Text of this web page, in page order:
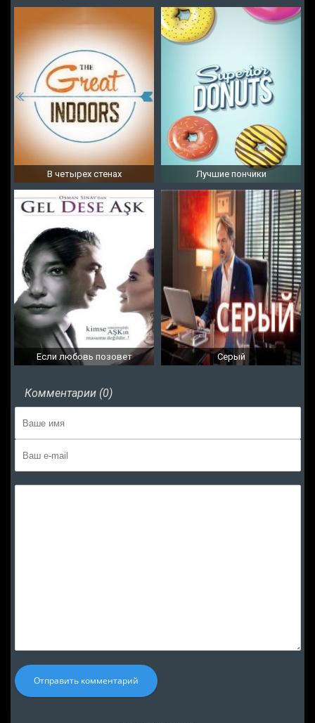
В четырех стенах Лучшие пончики
Если любовь позовет Серый
Комментарии (0)
Отправить комментарий